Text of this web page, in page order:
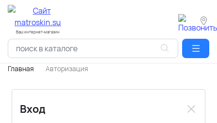
Ваш интернет-магазин
Главная Авторизация
Вход